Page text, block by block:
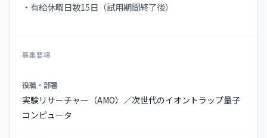
・有給休暇日数15日（試用期間終了後）
募集要項
要
役職・部署
実験リサーチャー（AMO）／次世代のイオントラップ量子
コンピュータ